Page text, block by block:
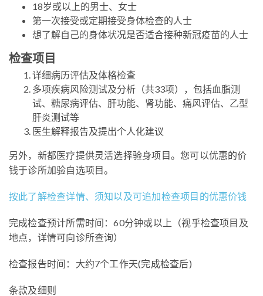
18岁或以上的男士、女士
第一次接受或定期接受身体检查的人士
想了解自己的身体状况是否适合接种新冠疫苗的人士
检查项目
详细病历评估及体格检查
多项疾病风险测试及分析（共33项），包括血脂测
试、糖尿病评估、肝功能、肾功能、痛风评估、乙型
肝炎测试等
医生解释报告及提出个人化建议
另外，新都医疗提供灵活选择验身项目。您可以优惠的价
钱于诊所加验自选项目。
按此了解检查详情、须知以及可追加检查项目的优惠价钱
完成检查预计所需时间：60分钟或以上（视乎检查项目及
地点，详情可向诊所查询）
检查报告时间：大约7个工作天(完成检查后)
条款及细则